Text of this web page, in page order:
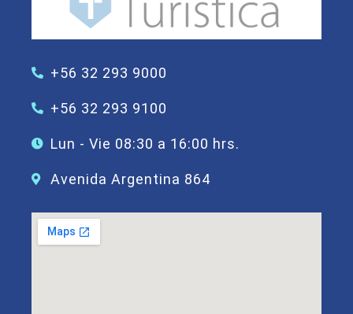
+56 32 293 9000
+56 32 293 9100
Lun - Vie 08:30 a 16:00 hrs.
Avenida Argentina 864